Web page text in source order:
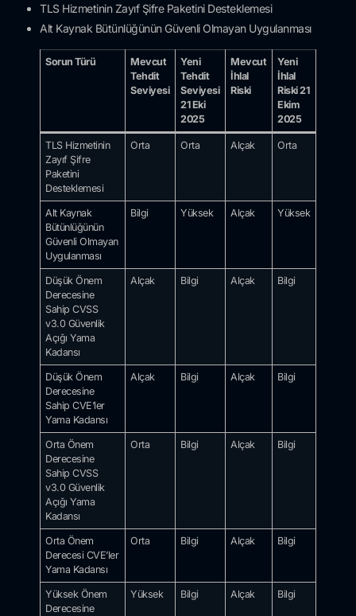
TLS Hizmetinin Zayıf Şifre Paketini Desteklemesi
Alt Kaynak Bütünlüğünün Güvenli Olmayan Uygulanması
Sorun Türü
Mevcut
Tehdit
Seviyesi
Yeni
Tehdit
Seviyesi
21 Eki
2025
Mevcut
İhlal
Riski
Yeni
İhlal
Riski 21
Ekim
2025
TLS Hizmetinin
Zayıf Şifre
Paketini
Desteklemesi
Orta Orta Alçak Orta
Alt Kaynak
Bütünlüğünün
Güvenli Olmayan
Uygulanması
Bilgi Yüksek Alçak Yüksek
Düşük Önem
Derecesine
Sahip CVSS
v3.0 Güvenlik
Açığı Yama
Kadansı
Alçak Bilgi Alçak Bilgi
Düşük Önem
Derecesine
Sahip CVE’ler
Yama Kadansı
Alçak Bilgi Alçak Bilgi
Orta Önem
Derecesine
Sahip CVSS
v3.0 Güvenlik
Açığı Yama
Kadansı
Orta Bilgi Alçak Bilgi
Orta Önem
Derecesi CVE’ler
Yama Kadansı
Orta Bilgi Alçak Bilgi
Yüksek Önem
Derecesine
Yüksek Bilgi Alçak Bilgi